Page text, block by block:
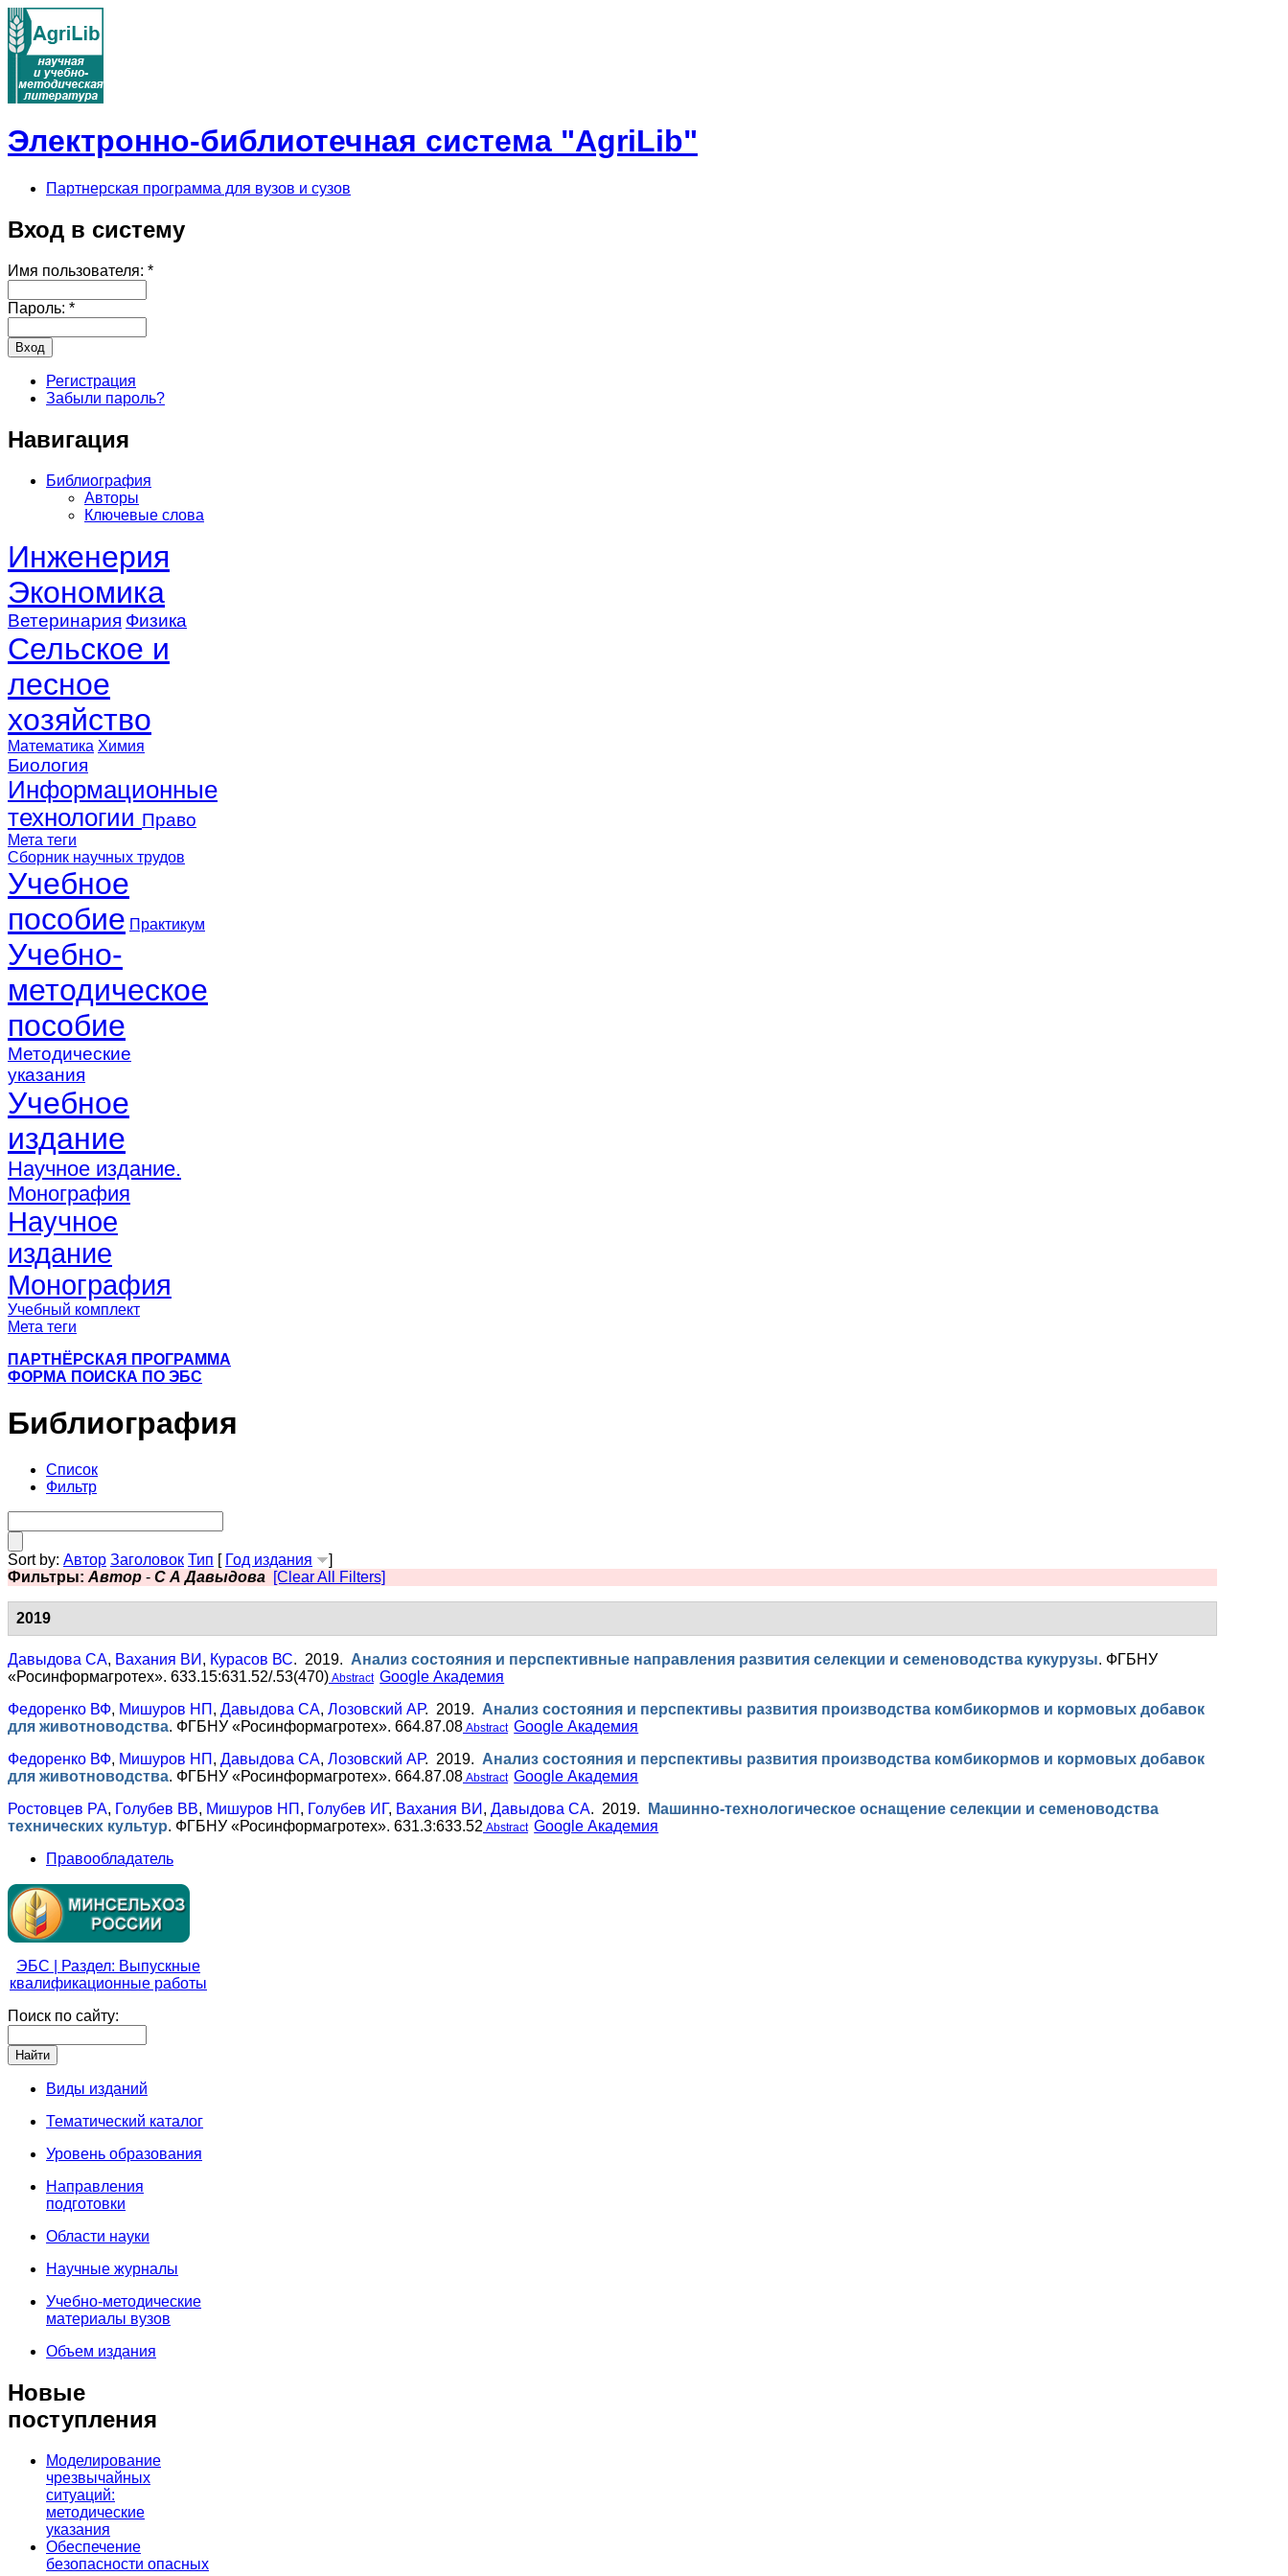
Электронно-библиотечная система "AgriLib"
Партнерская программа для вузов и сузов
Вход в систему
Имя пользователя: *
Пароль: *
Регистрация
Забыли пароль?
Навигация
Библиография
Авторы
Ключевые слова
Инженерия
Экономика
Ветеринария Физика
Сельское и
лесное
хозяйство
Математика Химия
Биология
Информационные
технологии Право
Мета теги
Сборник научных трудов
Учебное
пособие Практикум
Учебно-
методическое
пособие
Методические
указания
Учебное
издание
Научное издание.
Монография
Научное
издание
Монография
Учебный комплект
Мета теги
ПАРТНЁРСКАЯ ПРОГРАММА
ФОРМА ПОИСКА ПО ЭБС
Библиография
Список
Фильтр
Sort by: Автор Заголовок Тип [ Год издания
]
Фильтры: Автор - С А Давыдова [Clear All Filters]
2019
Давыдова СА, Вахания ВИ , Курасов ВС. 2019. Анализ состояния и перспективные направления развития селекции и семеноводства кукурузы. ФГБНУ
«Росинформагротех». 633.15:631.52/.53(470) Abstract Google Академия
Федоренко ВФ, Мишуров НП , Давыдова СА, Лозовский АР. 2019. Анализ состояния и перспективы развития производства комбикормов и кормовых добавок
для животноводства. ФГБНУ «Росинформагротех». 664.87.08 Abstract Google Академия
Федоренко ВФ, Мишуров НП , Давыдова СА, Лозовский АР. 2019. Анализ состояния и перспективы развития производства комбикормов и кормовых добавок
для животноводства. ФГБНУ «Росинформагротех». 664.87.08 Abstract Google Академия
Ростовцев РА, Голубев ВВ, Мишуров НП , Голубев ИГ, Вахания ВИ , Давыдова СА. 2019.
Машинно-технологическое оснащение селекции и семеноводства
технических культур. ФГБНУ «Росинформагротех». 631.3:633.52 Abstract Google Академия
Правообладатель
ЭБС | Раздел: Выпускные
квалификационные работы
Поиск по сайту:
Виды изданий
Тематический каталог
Уровень образования
Направления
подготовки
Области науки
Научные журналы
Учебно-методические
материалы вузов
Объем издания
Новые
поступления
Моделирование
чрезвычайных
ситуаций:
методические
указания
Обеспечение
безопасности опасных